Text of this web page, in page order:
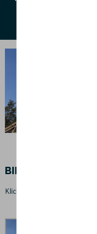
BILDER FRÅN
Klicka på bilderna för att se